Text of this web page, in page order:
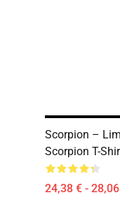
Scorpion –
Scorpion T-
24,38 € -